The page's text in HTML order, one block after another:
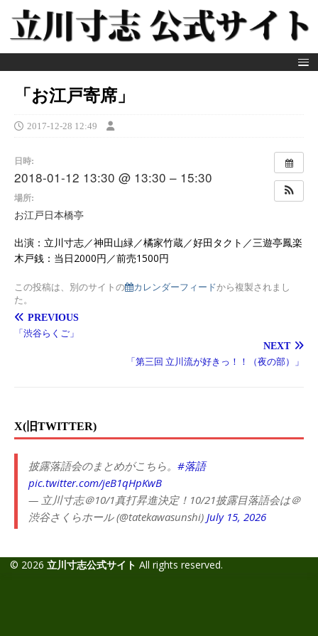
「お江戸寄席」
2017-12-28 12:49
日時:
2018-01-12 13:30 @ 13:30 – 15:30
場所:
お江戸日本橋亭
出演：立川寸志／神田山緑／橘家竹蔵／好田タクト／三遊亭鳳楽
木戸銭：当日2000円／前売1500円
この投稿は、別のサイトの カレンダーフィードから複製されまし
た。
PREVIOUS
「渋谷らくご」
NEXT
「第三回 立川流が好きっ！！（夜の部）」
X(旧TWITTER)
披露落語会のまとめがこちら。 #落語
pic.twitter.com/jeB1qHpKwB
— 立川寸志＠10/1真打昇進決定！10/21披露目落語会は＠
渋谷さくらホール (@tatekawasunshi) July 15, 2026
© 2026 立川寸志公式サイト All rights reserved.